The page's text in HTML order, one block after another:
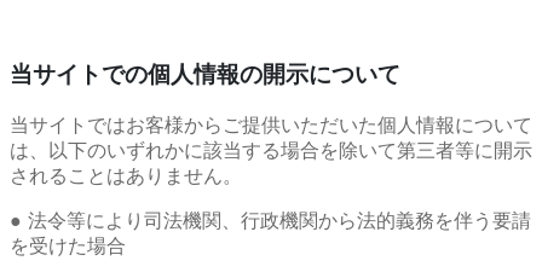
当サイトでの個人情報の開示について
当サイトではお客様からご提供いただいた個人情報について
は、以下のいずれかに該当する場合を除いて第三者等に開示
されることはありません。
● 法令等により司法機関、行政機関から法的義務を伴う要請
を受けた場合